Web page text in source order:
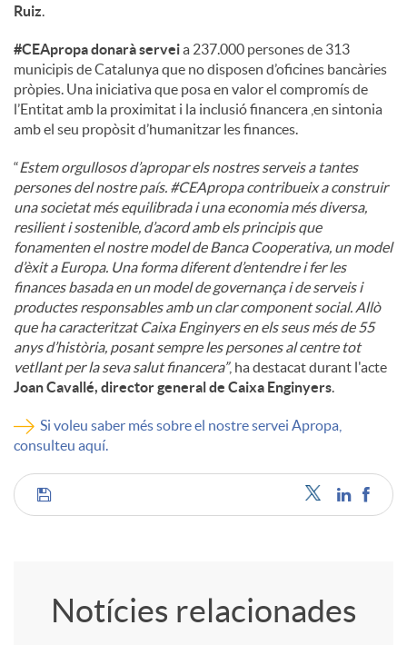
t
s
Ruiz.
#CEApropa donarà serveia 237.000 persones de 313
municipis de Catalunya que no disposen d’oficines bancàries
pròpies. Una iniciativa que posa en valor el compromís de
l’Entitat amb la proximitat i la inclusió financera ,en sintonia
amb el seu propòsit d’humanitzar les finances.
“Estem orgullosos d’apropar els nostres serveis a tantes
persones del nostre país. #CEApropa contribueix a construir
una societat més equilibrada i una economia més diversa,
resilient i sostenible, d’acord amb els principis que
fonamenten el nostre model de Banca Cooperativa, un model
d’èxit a Europa. Una forma diferent d’entendre i fer les
finances basada en un model de governança i de serveis i
productes responsables amb un clar component social. Allò
que ha caracteritzat Caixa Enginyers en els seus més de 55
anys d’història, posant sempre les persones al centre tot
vetllant per la seva salut financera”, ha destacat durant l'acte
Joan Cavallé, director general de Caixa Enginyers.
Si voleu saber més sobre el nostre servei Apropa,
consulteu aquí.
C
Notícies relacionades